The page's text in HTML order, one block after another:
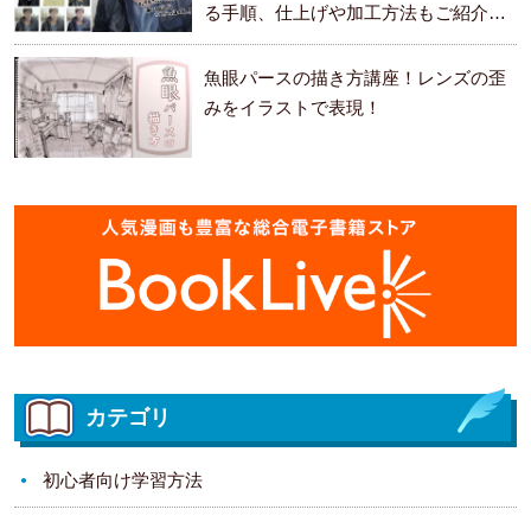
る手順、仕上げや加工方法もご紹介し
ます。
魚眼パースの描き方講座！レンズの歪
みをイラストで表現！
カテゴリ
初心者向け学習方法